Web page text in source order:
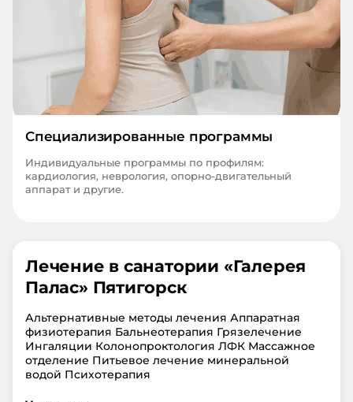
Специализированные программы
Индивидуальные программы по профилям:
кардиология, неврология, опорно-двигательный
аппарат и другие.
Лечение в санатории «Галерея
Палас» Пятигорск
Альтернативные методы лечения Аппаратная
физиотерапия Бальнеотерапия Грязелечение
Ингаляции Колонопроктология ЛФК Массажное
отделение Питьевое лечение минеральной
водой Психотерапия